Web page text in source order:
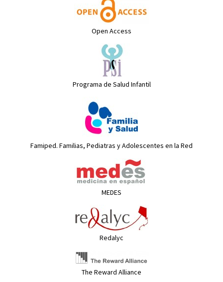
Open Access
Programa de Salud Infantil
Famiped. Familias, Pediatras y Adolescentes en la Red
MEDES
Redalyc
The Reward Alliance